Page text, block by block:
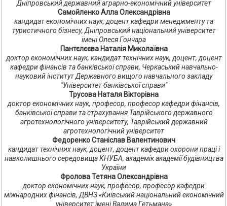
Дніпровський державний аграрно-економічний університет
Самойленко Алла Олександрівна
кандидат економічних наук, доцент кафедри менеджменту та
туристичного бізнесу, Дніпровський національний університет
імені Олеся Гончара
Пантєлєєва Наталія Миколаївна
доктор економічних наук, кандидат технічних наук, доцент, доцент
кафедри фінансів та банківської справи, Черкаський навчально-
науковий інститут Державного вищого навчального закладу
"Університет банківської справи"
Трусова Наталя Вікторівна
доктор економічних наук, професор, професор кафедри фінансів,
банківської справи та страхування Таврійського державного
агротехнологічного університету, Таврійський державний
агротехнологічний університет
Федоренко Станіслав Валентинович
кандидат технічних наук, доцент, доцент кафедри охорони праці і
навколишнього середовища КНУБА, академік академії будівництва
України
Фролова Тетяна Олександрівна
доктор економічних наук, професор, професор кафедри
міжнародних фінансів, ДВНЗ «Київський національний економічний
університет імені Вадима Гетьмана»